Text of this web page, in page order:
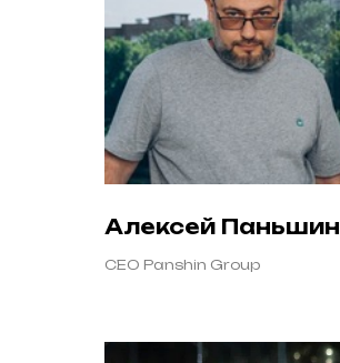
Алексей Паньшин
CEO Panshin Group